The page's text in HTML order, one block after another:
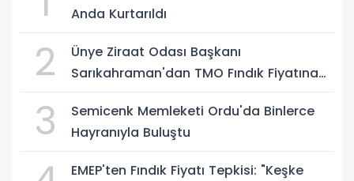
Anda Kurtarıldı
2
Ünye Ziraat Odası Başkanı
Sarıkahraman'dan TMO Fındık Fiyatına
3
Semicenk Memleketi Ordu'da Binlerce
Hayranıyla Buluştu
EMEP'ten Fındık Fiyatı Tepkisi: "Keşke